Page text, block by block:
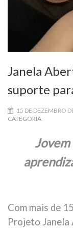
Janela
suporte
15 DE DEZEMBRO
CATEGORIA
Com mais de
Projeto Janela